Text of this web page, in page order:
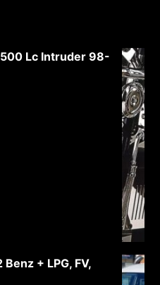
Lc Intruder 98-
Benz + LPG, FV,